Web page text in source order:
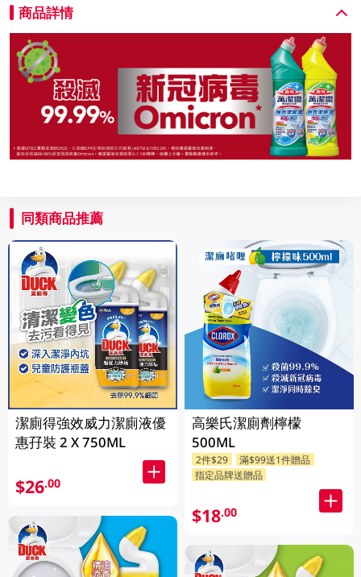
商品詳情
同類商品推薦
潔廁得強效威力潔廁液優
惠孖裝 2 X 750ML
$26.00
高樂氏潔廁劑檸檬
500ML
2件$29
滿$99送1件贈品
指定品牌送贈品
$18.00